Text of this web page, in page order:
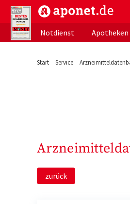
aponet.de - Das offizielle
Notdienst
Apotheken
Start Service
zurück